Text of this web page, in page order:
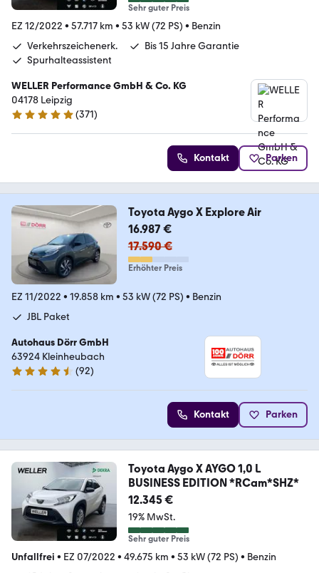
Sehr guter Preis
EZ 12/2022 • 57.717 km • 53 kW (72 PS) • Benzin
Verkehrszeichenerk.
Bis 15 Jahre Garantie
Spurhalteassistent
WELLER Performance GmbH & Co. KG
04178 Leipzig
4.8 Sterne
(371)
Kontakt Parken
Toyota Aygo X Explore Air
16.987 €
17.590 €
Erhöhter Preis
EZ 11/2022 • 19.858 km • 53 kW (72 PS) • Benzin
JBL Paket
Autohaus Dörr GmbH
63924 Kleinheubach
4.6 Sterne
(92)
Kontakt Parken
Toyota Aygo X AYGO 1,0 L
BUSINESS EDITION *RCam*SHZ*
12.345 €
19% MwSt.
Sehr guter Preis
Unfallfrei • EZ 07/2022 • 49.675 km • 53 kW (72 PS) • Benzin